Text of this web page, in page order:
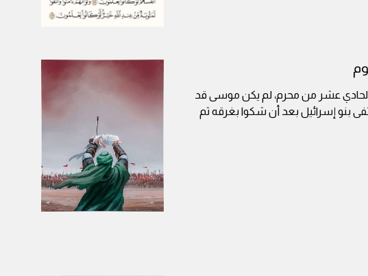
الحادي عشر من محرم، لم يكن موسى قد
بنو إسرائيل بعد أن شكوا بغرقه ثم